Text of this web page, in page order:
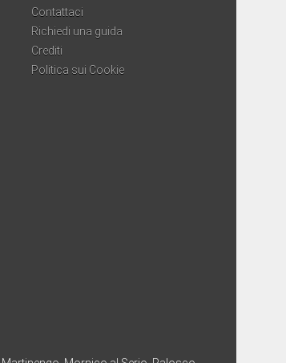
Contattaci
Richiedi una guida
Crediti
Politica sui Cookie